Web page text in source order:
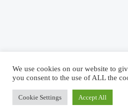
We use cookies on our website to
you consent to the use of ALL the
Cookie Settings Accept All